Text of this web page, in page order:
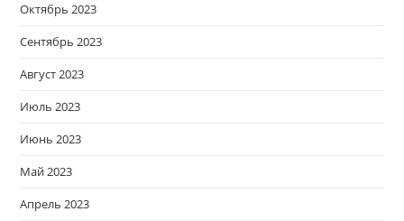
Октябрь 2023
Сентябрь 2023
Август 2023
Июль 2023
Июнь 2023
Май 2023
Апрель 2023